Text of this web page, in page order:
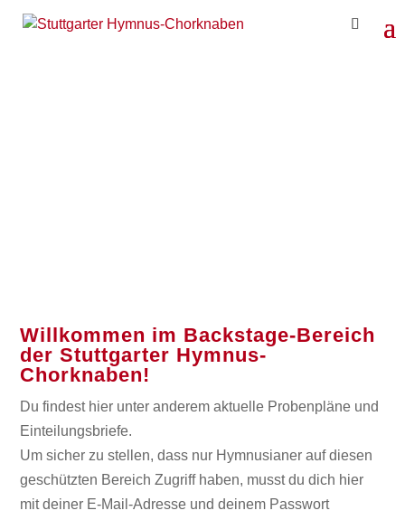
Willkommen im Backstage-Bereich
der Stuttgarter Hymnus-
Chorknaben!
Du findest hier unter anderem aktuelle Probenpläne und
Einteilungsbriefe.
Um sicher zu stellen, dass nur Hymnusianer auf diesen
geschützten Bereich Zugriff haben, musst du dich hier
mit deiner E-Mail-Adresse und deinem Passwort